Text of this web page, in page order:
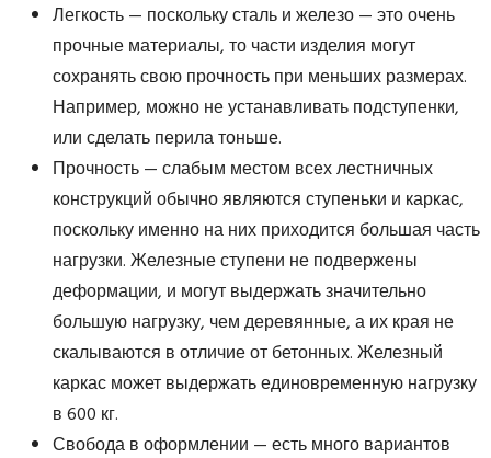
Легкость — поскольку сталь и железо — это очень
прочные материалы, то части изделия могут
сохранять свою прочность при меньших размерах.
Например, можно не устанавливать подступенки,
или сделать перила тоньше.
Прочность — слабым местом всех лестничных
конструкций обычно являются ступеньки и каркас,
поскольку именно на них приходится большая часть
нагрузки. Железные ступени не подвержены
деформации, и могут выдержать значительно
большую нагрузку, чем деревянные, а их края не
скалываются в отличие от бетонных. Железный
каркас может выдержать единовременную нагрузку
в 600 кг.
Свобода в оформлении — есть много вариантов